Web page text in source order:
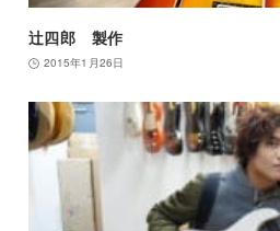
辻四郎 製作
2015年1月26日